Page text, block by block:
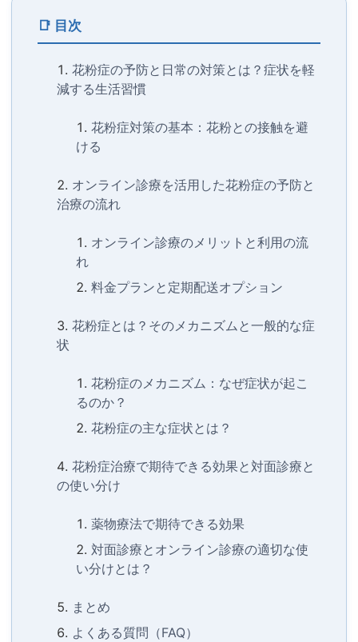
📑 目次
花粉症の予防と日常の対策とは？症状を軽
減する生活習慣
花粉症対策の基本：花粉との接触を避
ける
オンライン診療を活用した花粉症の予防と
治療の流れ
オンライン診療のメリットと利用の流
れ
料金プランと定期配送オプション
花粉症とは？そのメカニズムと一般的な症
状
花粉症のメカニズム：なぜ症状が起こ
るのか？
花粉症の主な症状とは？
花粉症治療で期待できる効果と対面診療と
の使い分け
薬物療法で期待できる効果
対面診療とオンライン診療の適切な使
い分けとは？
まとめ
よくある質問（FAQ）